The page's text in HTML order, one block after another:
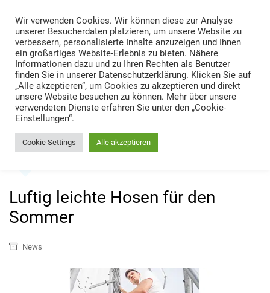
content
TRANS LOGISTIK NEWS
Technik • Kompetenz • Management
Luftig leichte Hosen für den
Sommer
News
Wir verwenden Cookies. Wir können diese zur Analyse
unserer Besucherdaten platzieren, um unsere Website zu
verbessern, personalisierte Inhalte anzuzeigen und Ihnen
ein großartiges Website-Erlebnis zu bieten. Nähere
Informationen dazu und zu Ihren Rechten als Benutzer
finden Sie in unserer Datenschutzerklärung. Klicken Sie auf
„Alle akzeptieren“, um Cookies zu akzeptieren und direkt
unsere Website besuchen zu können. Mehr über unsere
verwendeten Dienste erfahren Sie unter den „Cookie-
Einstellungen“.
Cookie Settings Alle akzeptieren